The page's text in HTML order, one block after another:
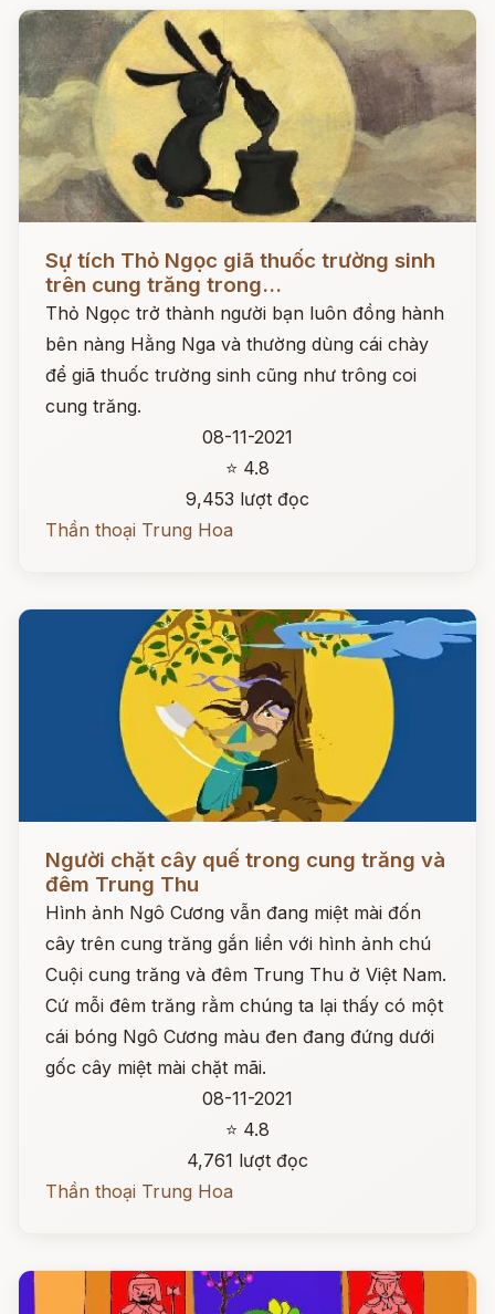
Sự tích Thỏ Ngọc giã thuốc trường sinh
trên cung trăng trong...
Thỏ Ngọc trở thành người bạn luôn đồng hành
bên nàng Hằng Nga và thường dùng cái chày
để giã thuốc trường sinh cũng như trông coi
cung trăng.
08-11-2021
⭐ 4.8
9,453 lượt đọc
Thần thoại Trung Hoa
Người chặt cây quế trong cung trăng và
đêm Trung Thu
Hình ảnh Ngô Cương vẫn đang miệt mài đốn
cây trên cung trăng gắn liền với hình ảnh chú
Cuội cung trăng và đêm Trung Thu ở Việt Nam.
Cứ mỗi đêm trăng rằm chúng ta lại thấy có một
cái bóng Ngô Cương màu đen đang đứng dưới
gốc cây miệt mài chặt mãi.
08-11-2021
⭐ 4.8
4,761 lượt đọc
Thần thoại Trung Hoa